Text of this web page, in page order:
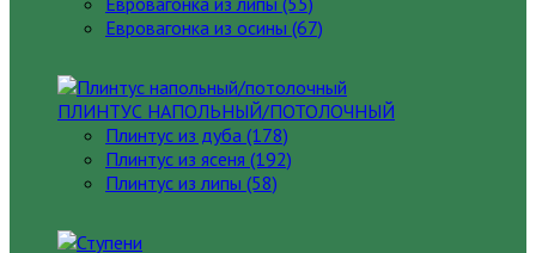
Евровагонка из осины (67)
ПЛИНТУС НАПОЛЬНЫЙ/ПОТОЛОЧНЫЙ
Плинтус из дуба (178)
Плинтус из ясеня (192)
Плинтус из липы (58)